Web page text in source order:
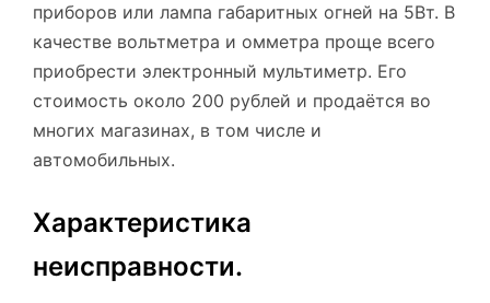
приборов или лампа габаритных огней на 5Вт. В
качестве вольтметра и омметра проще всего
приобрести электронный мультиметр. Его
стоимость около 200 рублей и продаётся во
многих магазинах, в том числе и
автомобильных.
Характеристика
неисправности.